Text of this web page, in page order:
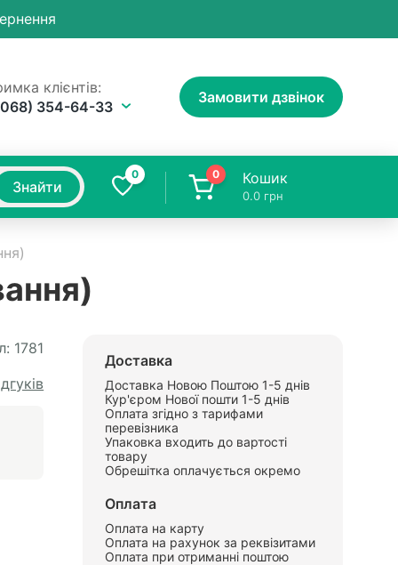
клієнтів:
354-64-33
Замовити дзвінок
Знайти
0 0 Кошик
0.0 грн
1781
Доставка
Доставка Новою Поштою 1-5 днів
Кур'єром Нової пошти 1-5 днів
Оплата згідно з тарифами
перевізника
Упаковка входить до вартості
товару
Обрешітка оплачується окремо
Оплата
Оплата на карту
Оплата на рахунок за реквізитами
Оплата при отриманні поштою